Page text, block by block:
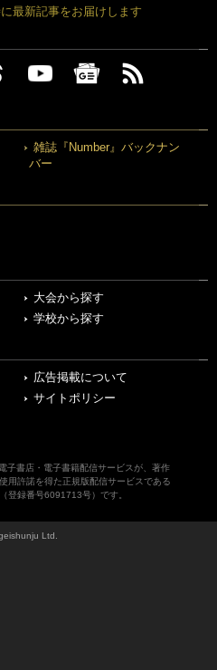
最新記事をお届けします
雑誌『Number』バックナン
バー
大会から探す
学校から探す
広告掲載について
サイトポリシー
子書店・電子書籍配信サービスが、著作
用許諾を得た正規版配信サービスである
登録番号6091713号）です。
Ltd.